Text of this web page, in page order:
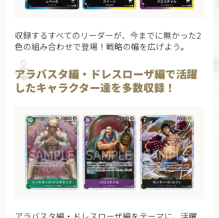
収録するすべてのリーダーが、今までに無かった2
色の組み合わせで登場！戦略の幅を広げよう。
アラバスタ編・ドレスローザ編で活躍
したキャラクター達を多数収録！